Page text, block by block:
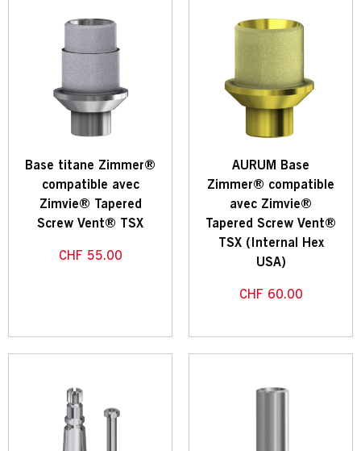
Base titane Zimmer®
compatible avec
Zimvie® Tapered
Screw Vent® TSX
CHF 55.00
AURUM Base
Zimmer® compatible
avec Zimvie®
Tapered Screw Vent®
TSX (Internal Hex
USA)
CHF 60.00